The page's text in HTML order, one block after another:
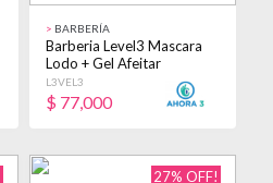
> BARBERÍA
Barberia Level3 Mascara
Lodo + Gel Afeitar
+mascara Peel Off
L3VEL3
$ 77,000
27% OFF!